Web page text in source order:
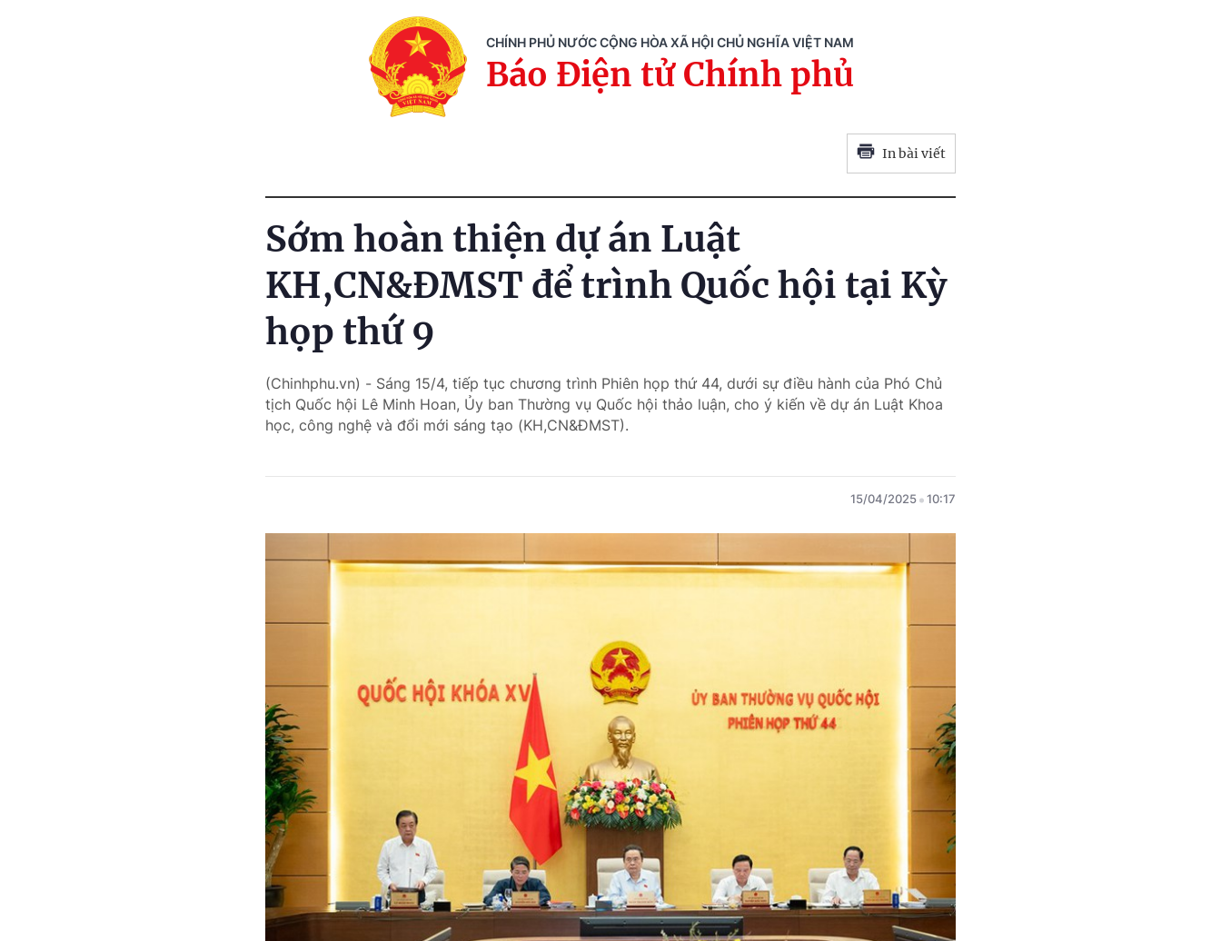
CHÍNH PHỦ NƯỚC CỘNG HÒA XÃ HỘI CHỦ NGHĨA VIỆT NAM
Báo Điện tử Chính phủ
In bài viết
Sớm hoàn thiện dự án Luật
KH,CN&ĐMST để trình Quốc hội tại Kỳ
họp thứ 9
(Chinhphu.vn) - Sáng 15/4, tiếp tục chương trình Phiên họp thứ 44, dưới sự điều hành của Phó Chủ
tịch Quốc hội Lê Minh Hoan, Ủy ban Thường vụ Quốc hội thảo luận, cho ý kiến về dự án Luật Khoa
học, công nghệ và đổi mới sáng tạo (KH,CN&ĐMST).
15/04/2025 10:17